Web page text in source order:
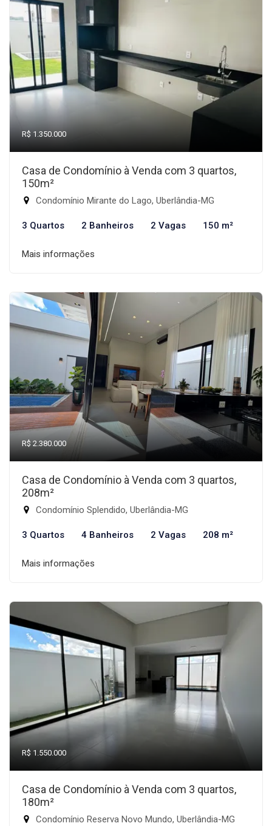
R$ 1.350.000
Casa de Condomínio à Venda com 3 quartos,
150m²
Condomínio Mirante do Lago, Uberlândia-MG
3 Quartos 2 Banheiros 2 Vagas 150 m²
Mais informações
R$ 2.380.000
Casa de Condomínio à Venda com 3 quartos,
208m²
Condomínio Splendido, Uberlândia-MG
3 Quartos 4 Banheiros 2 Vagas 208 m²
Mais informações
R$ 1.550.000
Casa de Condomínio à Venda com 3 quartos,
180m²
Condomínio Reserva Novo Mundo, Uberlândia-MG